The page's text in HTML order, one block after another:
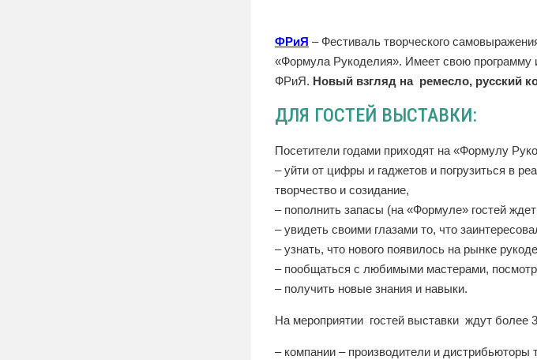
ФРиЯ – Фестиваль творческого
«Формула Рукоделия». Имеет свою программу
ФРиЯ. Новый взгляд на ремесло, русский
ДЛЯ ГОСТЕЙ ВЫСТАВКИ:
Посетители годами приходят на «Формулу
– уйти от цифры и гаджетов и погрузиться в
творчество и созидание,
– пополнить запасы (на «Формуле» гостей
– увидеть своими глазами то, что
– узнать, что нового появилось на рынке
– пообщаться с любимыми мастерами,
– получить новые знания и навыки.
На мероприятии гостей выставки ждут более
– компании – производители и дистрибьюторы